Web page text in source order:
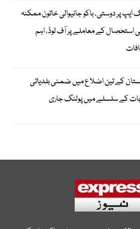
ایپ پر دوستی، باکو جانیوالی خاتون ممکنہ
استحصال کے معاملے پر آف لوڈ، اہم
کے تین اضلاع میں ضمنی بلدیاتی
کے سلسلے میں پولنگ جاری